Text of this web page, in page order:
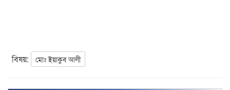
বিষয়: মোঃ ইয়াকুব আলী